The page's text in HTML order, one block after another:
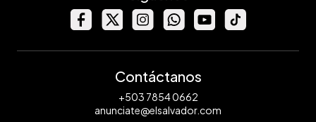
Contáctanos
+503 7854 0662
anunciate@elsalvador.com